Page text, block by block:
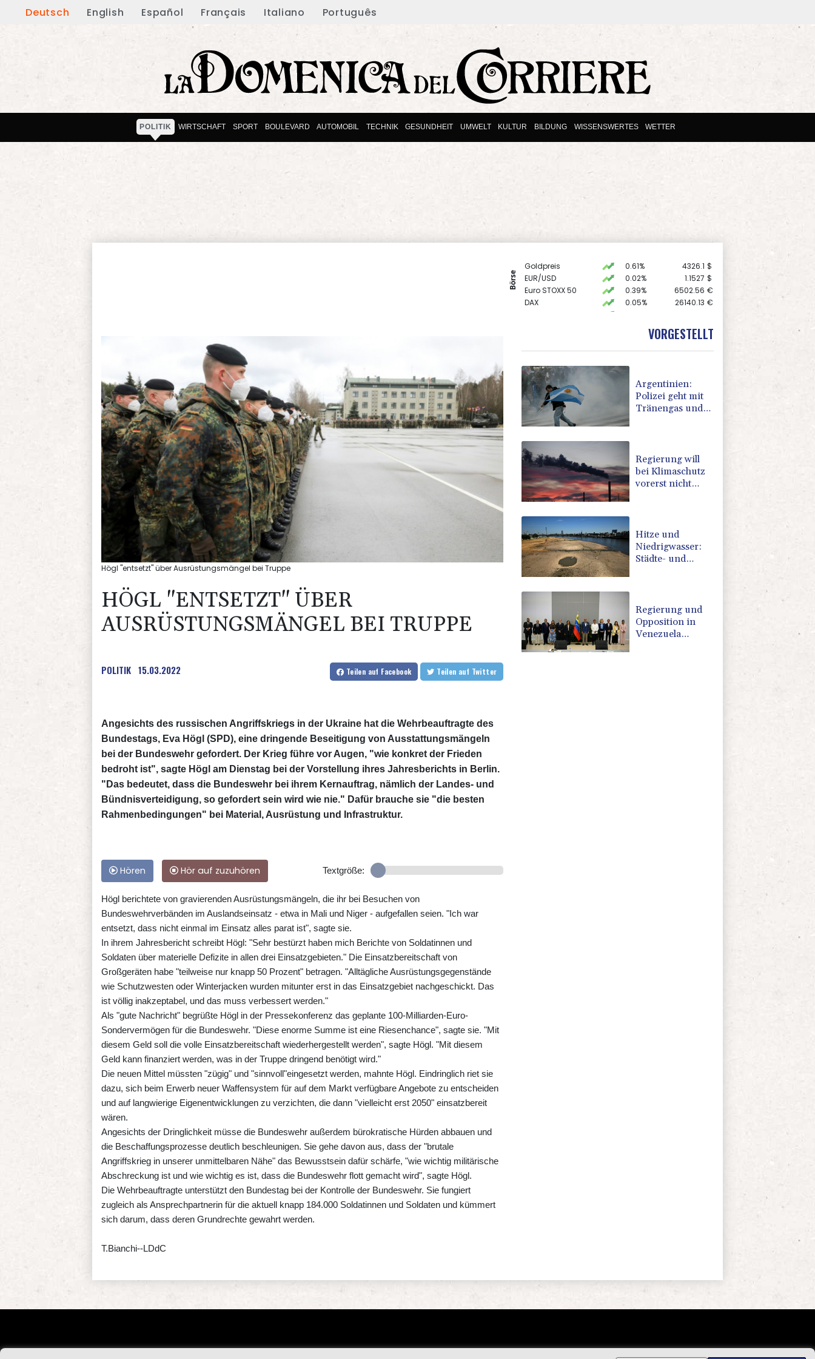
Deutsch English Español Français Italiano Português
POLITIK WIRTSCHAFT SPORT BOULEVARD AUTOMOBIL TECHNIK GESUNDHEIT UMWELT KULTUR BILDUNG WISSENSWERTES WETTER
Börse
Goldpreis 0.61% 4326.1 $
EUR/USD
0.02% 1.1527 $
Euro STOXX 50
0.39% 6502.56 €
DAX
0.05% 26140.13 €
32431.12 €
4000.99 €
Högl "entsetzt" über Ausrüstungsmängel bei Truppe
HÖGL "ENTSETZT" ÜBER
AUSRÜSTUNGSMÄNGEL BEI TRUPPE
POLITIK 15.03.2022 Teilen auf Facebook Teilen auf Twitter
Angesichts des russischen Angriffskriegs in der Ukraine hat die Wehrbeauftragte des
Bundestags, Eva Högl (SPD), eine dringende Beseitigung von Ausstattungsmängeln
bei der Bundeswehr gefordert. Der Krieg führe vor Augen, "wie konkret der Frieden
bedroht ist", sagte Högl am Dienstag bei der Vorstellung ihres Jahresberichts in Berlin.
"Das bedeutet, dass die Bundeswehr bei ihrem Kernauftrag, nämlich der Landes- und
Bündnisverteidigung, so gefordert sein wird wie nie." Dafür brauche sie "die besten
Rahmenbedingungen" bei Material, Ausrüstung und Infrastruktur.
Hören Hör auf zuzuhören Textgröße:
Högl berichtete von gravierenden Ausrüstungsmängeln, die ihr bei Besuchen von
Bundeswehrverbänden im Auslandseinsatz - etwa in Mali und Niger - aufgefallen seien. "Ich war
entsetzt, dass nicht einmal im Einsatz alles parat ist", sagte sie.
In ihrem Jahresbericht schreibt Högl: "Sehr bestürzt haben mich Berichte von Soldatinnen und
Soldaten über materielle Defizite in allen drei Einsatzgebieten." Die Einsatzbereitschaft von
Großgeräten habe "teilweise nur knapp 50 Prozent" betragen. "Alltägliche Ausrüstungsgegenstände
wie Schutzwesten oder Winterjacken wurden mitunter erst in das Einsatzgebiet nachgeschickt. Das
ist völlig inakzeptabel, und das muss verbessert werden."
Als "gute Nachricht" begrüßte Högl in der Pressekonferenz das geplante 100-Milliarden-Euro-
Sondervermögen für die Bundeswehr. "Diese enorme Summe ist eine Riesenchance", sagte sie. "Mit
diesem Geld soll die volle Einsatzbereitschaft wiederhergestellt werden", sagte Högl. "Mit diesem
Geld kann finanziert werden, was in der Truppe dringend benötigt wird."
Die neuen Mittel müssten "zügig" und "sinnvoll"eingesetzt werden, mahnte Högl. Eindringlich riet sie
dazu, sich beim Erwerb neuer Waffensystem für auf dem Markt verfügbare Angebote zu entscheiden
und auf langwierige Eigenentwicklungen zu verzichten, die dann "vielleicht erst 2050" einsatzbereit
wären.
Angesichts der Dringlichkeit müsse die Bundeswehr außerdem bürokratische Hürden abbauen und
die Beschaffungsprozesse deutlich beschleunigen. Sie gehe davon aus, dass der "brutale
Angriffskrieg in unserer unmittelbaren Nähe" das Bewusstsein dafür schärfe, "wie wichtig militärische
Abschreckung ist und wie wichtig es ist, dass die Bundeswehr flott gemacht wird", sagte Högl.
Die Wehrbeauftragte unterstützt den Bundestag bei der Kontrolle der Bundeswehr. Sie fungiert
zugleich als Ansprechpartnerin für die aktuell knapp 184.000 Soldatinnen und Soldaten und kümmert
sich darum, dass deren Grundrechte gewahrt werden.
T.Bianchi--LDdC
VORGESTELLT
Argentinien:
Polizei geht mit
Tränengas und
Regierung will
bei Klimaschutz
vorerst nicht
Hitze und
Niedrigwasser:
Städte- und
Kraftakt"
Regierung und
Opposition in
Venezuela